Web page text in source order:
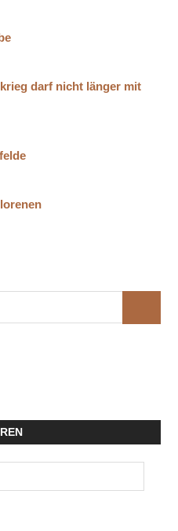
darf nicht länger mit